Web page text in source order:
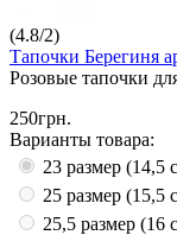
(4.8/2)
Тапочки Берегиня
Розовые тапочки
250грн.
Варианты товара:
23 размер (14,5
25 размер (15,5
25,5 размер (16